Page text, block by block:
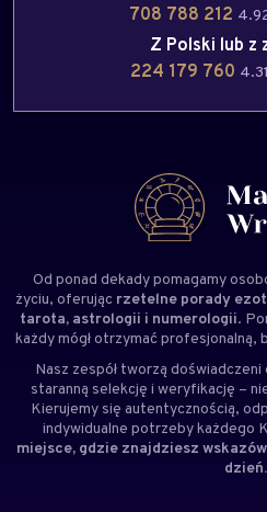
708 788 212
Z Polski lub z
224 179 760
Od ponad dekady pomagamy
życiu, oferując rzetelne porady
tarota, astrologii i numerologii.
każdy mógł otrzymać profesjonalną,
Nasz zespół tworzą doświadczeni
staranną selekcję i weryfikację –
Kierujemy się autentycznością,
indywidualne potrzeby każdego
miejsce, gdzie znajdziesz
dzień.